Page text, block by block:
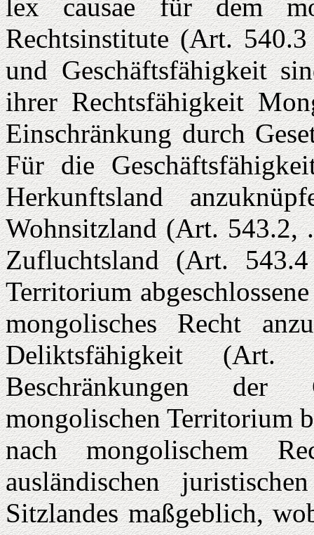
lex causae für dem
Rechtsinstitute (Art.
und Geschäftsfähigkeit
ihrer Rechtsfähigkeit
Einschränkung durch
Für die
Herkunftsland
Wohnsitzland (Art. 543.2,
Zufluchtsland (Art.
Territorium
mongolisches Recht
Deliktsfähigkeit (Art.
Beschränkungen der
mongolischen Territorium
nach mongo­lischem
ausländischen
Sitzlandes maßgeblich,